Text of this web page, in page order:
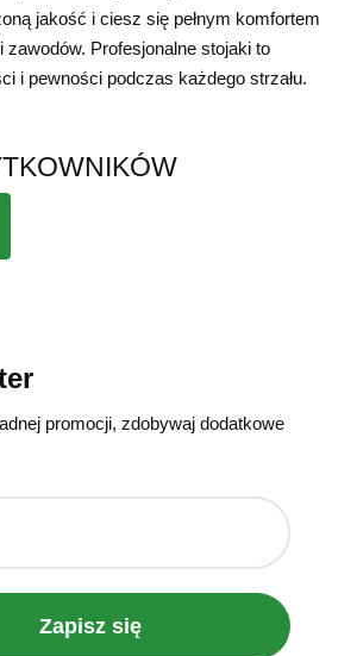
jakość i ciesz się pełnym komfortem
zawodów. Profesjonalne stojaki to
i pewności podczas każdego strzału.
promocji, zdobywaj dodatkowe
Zapisz się